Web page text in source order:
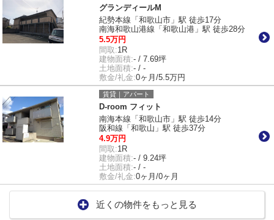
グランディールM
紀勢本線「和歌山市」駅 徒歩17分
南海和歌山港線「和歌山港」駅 徒歩28分
5.5万円
間取:1R
建物面積:- / 7.69坪
土地面積:- / -
敷金/礼金:0ヶ月/5.5万円
賃貸｜アパート
D-room フィット
南海本線「和歌山市」駅 徒歩14分
阪和線「和歌山」駅 徒歩37分
4.9万円
間取:1R
建物面積:- / 9.24坪
土地面積:- / -
敷金/礼金:0ヶ月/0ヶ月
近くの物件をもっと見る